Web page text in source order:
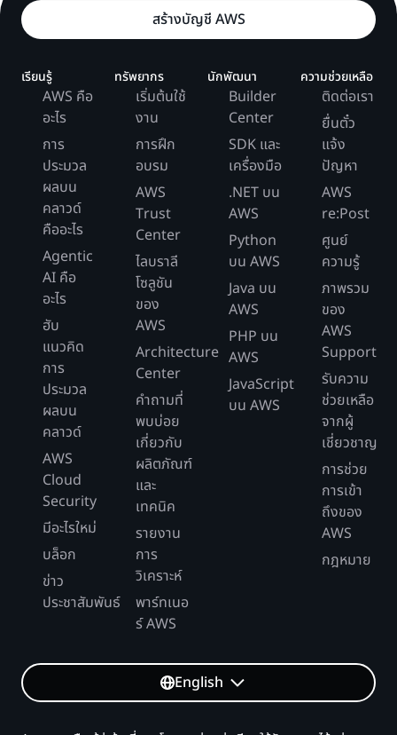
สร้างบัญชี AWS
เรียนรู้
AWS คือ
อะไร
การ
ประมวล
ผลบน
คลาวด์
คืออะไร
Agentic
AI คือ
อะไร
ฮับ
แนวคิด
การ
ประมวล
ผลบน
คลาวด์
AWS
Cloud
Security
มีอะไรใหม่
บล็อก
ข่าว
ประชาสัมพันธ์
ทรัพยากร
เริ่มต้นใช้
งาน
การฝึก
อบรม
AWS
Trust
Center
ไลบราลี
โซลูชัน
ของ
AWS
Architecture
Center
คำถามที่
พบบ่อย
เกี่ยวกับ
ผลิตภัณฑ์
และ
เทคนิค
รายงาน
การ
วิเคราะห์
พาร์ทเนอ
ร์ AWS
นักพัฒนา
Builder
Center
SDK และ
เครื่องมือ
.NET บน
AWS
Python
บน AWS
Java บน
AWS
PHP บน
AWS
JavaScript
บน AWS
ความช่วยเหลือ
ติดต่อเรา
ยื่นตั๋ว
แจ้ง
ปัญหา
AWS
re:Post
ศูนย์
ความรู้
ภาพรวม
ของ
AWS
Support
รับความ
ช่วยเหลือ
จากผู้
เชี่ยวชาญ
การช่วย
การเข้า
ถึงของ
AWS
กฎหมาย
English